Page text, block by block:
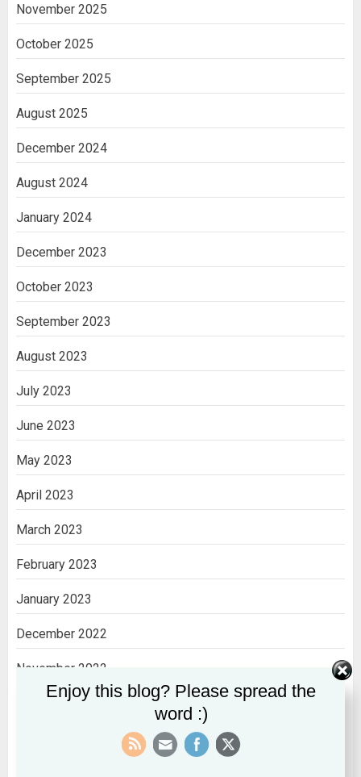
November 2025
October 2025
September 2025
August 2025
December 2024
August 2024
January 2024
December 2023
October 2023
September 2023
August 2023
July 2023
June 2023
May 2023
April 2023
March 2023
February 2023
January 2023
December 2022
November 2022
October 2022
Enjoy this blog? Please spread the
word :)